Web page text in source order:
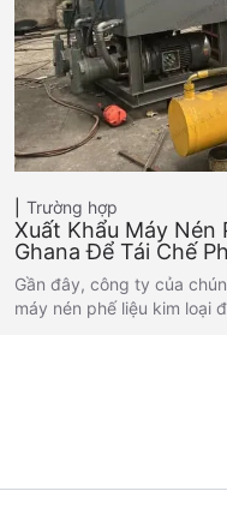
Trường hợp
Xuất Khẩu Máy Nén
Ghana Để Tái Chế
Gần đây, công ty của
máy nén phế liệu kim loại